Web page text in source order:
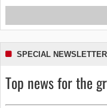
SPECIAL
Top news for the